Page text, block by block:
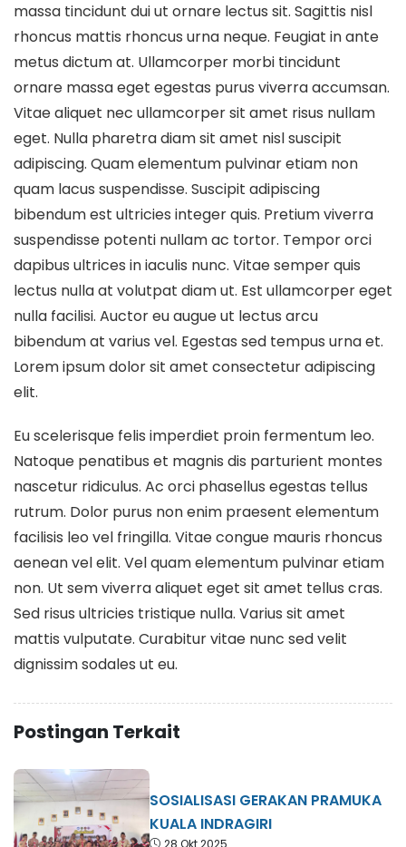
massa tincidunt dui ut ornare lectus sit. Sagittis nisl
rhoncus mattis rhoncus urna neque. Feugiat in ante
metus dictum at. Ullamcorper morbi tincidunt
ornare massa eget egestas purus viverra accumsan.
Vitae aliquet nec ullamcorper sit amet risus nullam
eget. Nulla pharetra diam sit amet nisl suscipit
adipiscing. Quam elementum pulvinar etiam non
quam lacus suspendisse. Suscipit adipiscing
bibendum est ultricies integer quis. Pretium viverra
suspendisse potenti nullam ac tortor. Tempor orci
dapibus ultrices in iaculis nunc. Vitae semper quis
lectus nulla at volutpat diam ut. Est ullamcorper eget
nulla facilisi. Auctor eu augue ut lectus arcu
bibendum at varius vel. Egestas sed tempus urna et.
Lorem ipsum dolor sit amet consectetur adipiscing
elit.
Eu scelerisque felis imperdiet proin fermentum leo.
Natoque penatibus et magnis dis parturient montes
nascetur ridiculus. Ac orci phasellus egestas tellus
rutrum. Dolor purus non enim praesent elementum
facilisis leo vel fringilla. Vitae congue mauris rhoncus
aenean vel elit. Vel quam elementum pulvinar etiam
non. Ut sem viverra aliquet eget sit amet tellus cras.
Sed risus ultricies tristique nulla. Varius sit amet
mattis vulputate. Curabitur vitae nunc sed velit
dignissim sodales ut eu.
Postingan Terkait
SOSIALISASI GERAKAN PRAMUKA
KUALA INDRAGIRI
28 Okt 2025